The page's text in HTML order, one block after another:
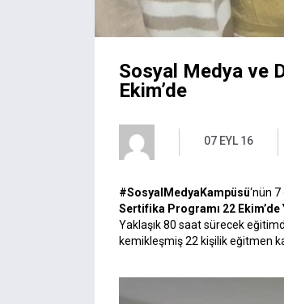
Sosyal Medya ve
Ekim’de
07 EYL 16
#SosyalMedyaKampüsü‘nün
Sertifika Programı 22
Yaklaşık 80 saat sürecek
kemikleşmiş 22 kişilik eğitmen